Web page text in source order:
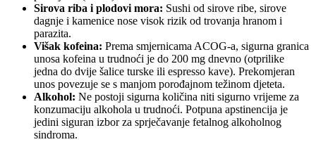
Sirova riba i plodovi mora: Sushi od sirove ribe, sirove
dagnje i kamenice nose visok rizik od trovanja hranom i
parazita.
Višak kofeina: Prema smjernicama ACOG-a, sigurna granica
unosa kofeina u trudnoći je do 200 mg dnevno (otprilike
jedna do dvije šalice turske ili espresso kave). Prekomjeran
unos povezuje se s manjom porođajnom težinom djeteta.
Alkohol: Ne postoji sigurna količina niti sigurno vrijeme za
konzumaciju alkohola u trudnoći. Potpuna apstinencija je
jedini siguran izbor za sprječavanje fetalnog alkoholnog
sindroma.